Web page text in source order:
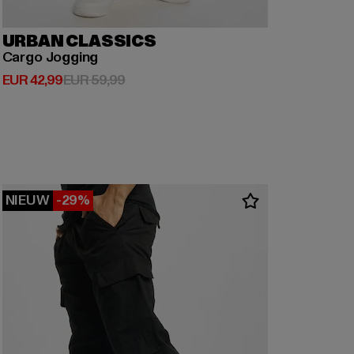
URBAN CLASSICS
Cargo Jogging
EUR 42,99
Huidige prijs: EUR 42,99
EUR 59,99Actieprijs: EUR 59,99
NIEUW -29%